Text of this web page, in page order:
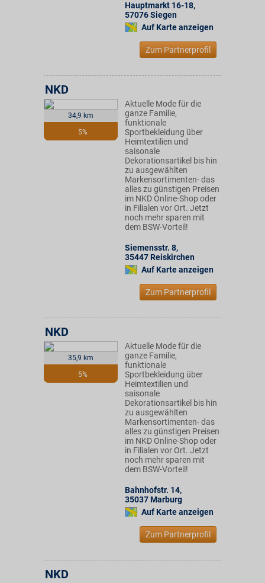
Hauptmarkt 16-18,
57076Siegen
Auf Karte anzeigen
Zum Partnerprofil
34,9 km
5%
NKD
Aktuelle Mode für die
ganze Familie,
funktionale
Sportbekleidung über
Heimtextilien und
saisonale
Dekorationsartikel bis hin
zu ausgewählten
Markensortimenten- das
alles zu günstigen Preisen
im NKD Online-Shop oder
in Filialen vor Ort. Jetzt
noch mehr sparen mit
dem BSW-Vorteil!
Siemensstr. 8,
35447 Reiskirchen
Auf Karte anzeigen
Zum Partnerprofil
35,9 km
5%
NKD
Aktuelle Mode für die
ganze Familie,
funktionale
Sportbekleidung über
Heimtextilien und
saisonale
Dekorationsartikel bis hin
zu ausgewählten
Markensortimenten- das
alles zu günstigen Preisen
im NKD Online-Shop oder
in Filialen vor Ort. Jetzt
noch mehr sparen mit
dem BSW-Vorteil!
Bahnhofstr. 14,
35037 Marburg
Auf Karte anzeigen
Zum Partnerprofil
NKD